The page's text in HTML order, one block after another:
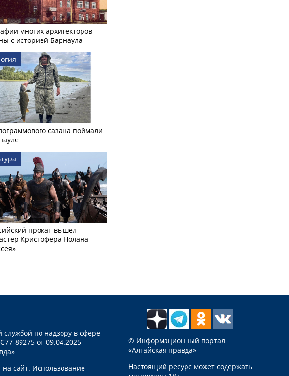
многих архитекторов
с историей Барнаула
сазана поймали
прокат вышел
Кристофера Нолана
по надзору в сфере
89275 от 09.04.2025
сайт. Использование
© Информационный портал
«Алтайская правда»
Настоящий ресурс может содержать